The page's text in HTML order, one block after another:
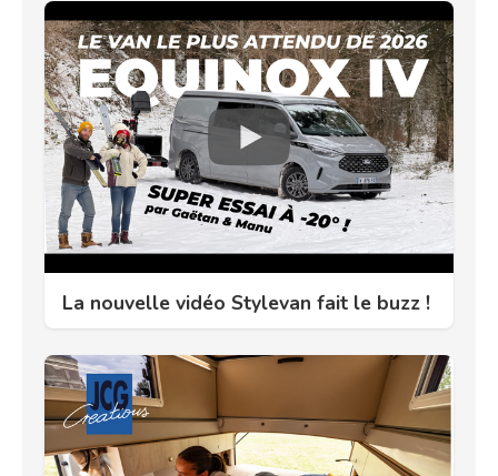
La nouvelle vidéo Stylevan fait le buzz !